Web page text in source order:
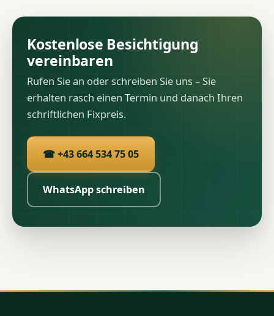
Kostenlose Besichtigung
vereinbaren
Rufen Sie an oder schreiben Sie uns – Sie
erhalten rasch einen Termin und danach Ihren
schriftlichen Fixpreis.
☎ +43 664 534 75 05
WhatsApp schreiben